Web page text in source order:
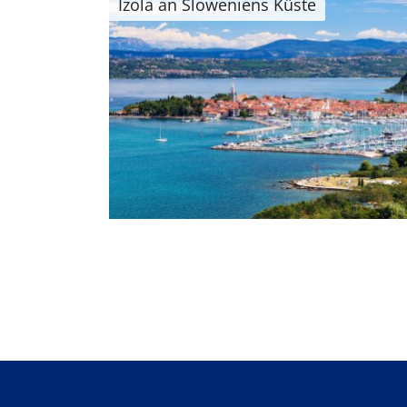
Izola an Sloweniens Küste